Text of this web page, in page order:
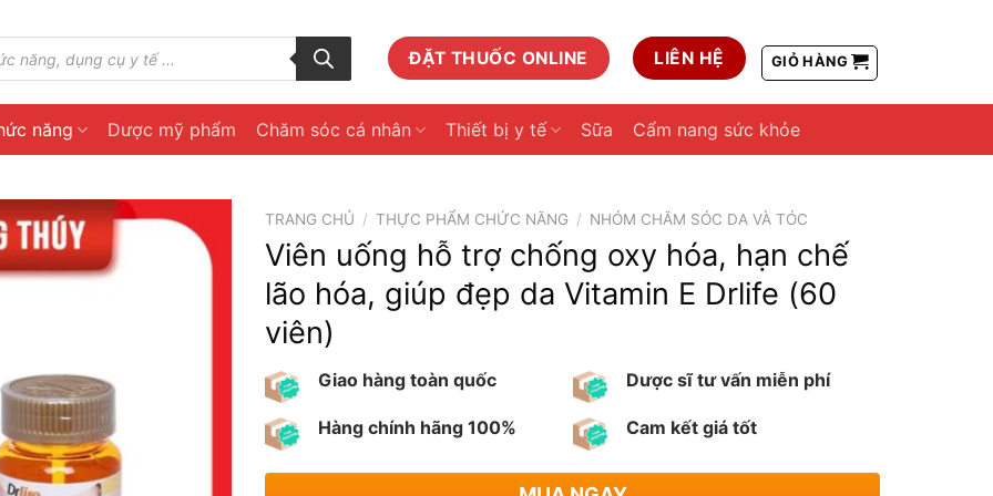
ĐẶT THUỐC ONLINE LIÊN HỆ GIỎ HÀNG
năng Dược mỹ phẩm Chăm sóc cá nhân Thiết bị y tế Sữa Cẩm nang sức khỏe
TRANG CHỦ / THỰC PHẨM CHỨC NĂNG / NHÓM CHĂM SÓC DA VÀ TÓC
Viên uống hỗ trợ chống oxy hóa, hạn chế
lão hóa, giúp đẹp da Vitamin E Drlife (60
viên)
Giao hàng toàn quốc
Hàng chính hãng 100%
Dược sĩ tư vấn miễn phí
Cam kết giá tốt